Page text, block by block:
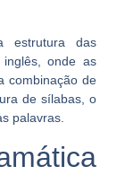
estrutura das
inglês, onde as
combinação de
de sílabas, o
palavras